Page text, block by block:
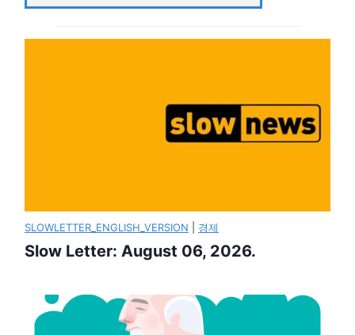
SLOWLETTER_ENGLISH_VERSION 경제
Slow Letter: August 06, 2026.